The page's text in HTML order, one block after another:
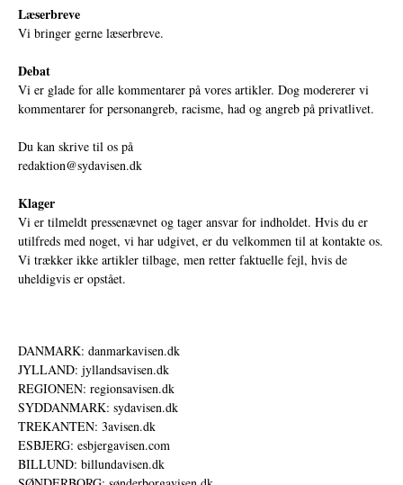
Læserbreve
Vi bringer gerne læserbreve.
Debat
Vi er glade for alle kommentarer på vores artikler. Dog modererer vi
kommentarer for personangreb, racisme, had og angreb på privatlivet.
Du kan skrive til os på
redaktion@sydavisen.dk
Klager
Vi er tilmeldt pressenævnet og tager ansvar for indholdet. Hvis du er
utilfreds med noget, vi har udgivet, er du velkommen til at kontakte os.
Vi trækker ikke artikler tilbage, men retter faktuelle fejl, hvis de
uheldigvis er opstået.
DANMARK: danmarkavisen.dk
JYLLAND: jyllandsavisen.dk
REGIONEN: regionsavisen.dk
SYDDANMARK: sydavisen.dk
TREKANTEN: 3avisen.dk
ESBJERG: esbjergavisen.com
BILLUND: billundavisen.dk